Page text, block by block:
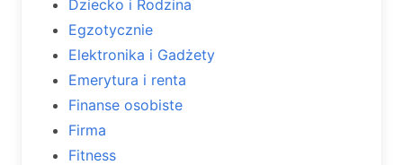
Dziecko i Rodzina
Egzotycznie
Elektronika i Gadżety
Emerytura i renta
Finanse osobiste
Firma
Fitness